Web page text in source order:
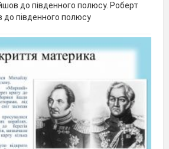
до південного полюсу. Роберт
південного полюсу